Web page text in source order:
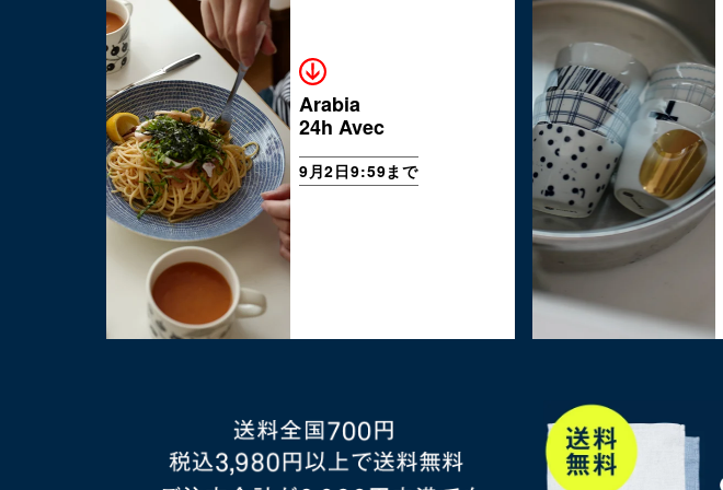
Arabia
24h Avec
9月2日9:59まで